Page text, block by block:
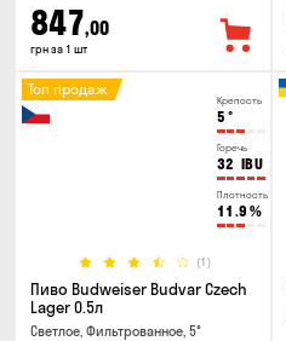
847,00
грн за 1 шт
Крепость
5 °
Горечь
32 IBU
Плотность
11.9 %
(1)
Топ продаж
Пиво Budweiser Budvar Czech
Lager 0.5л
Светлое, Фильтрованное, 5°